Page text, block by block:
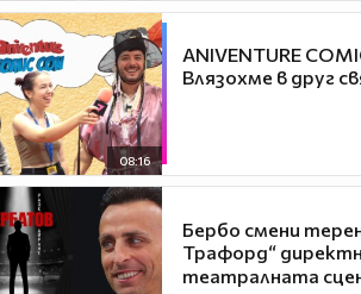
08:16
ANIVENTURE
Влязохме в друг
Бербо смени
Трафорд“
театралната